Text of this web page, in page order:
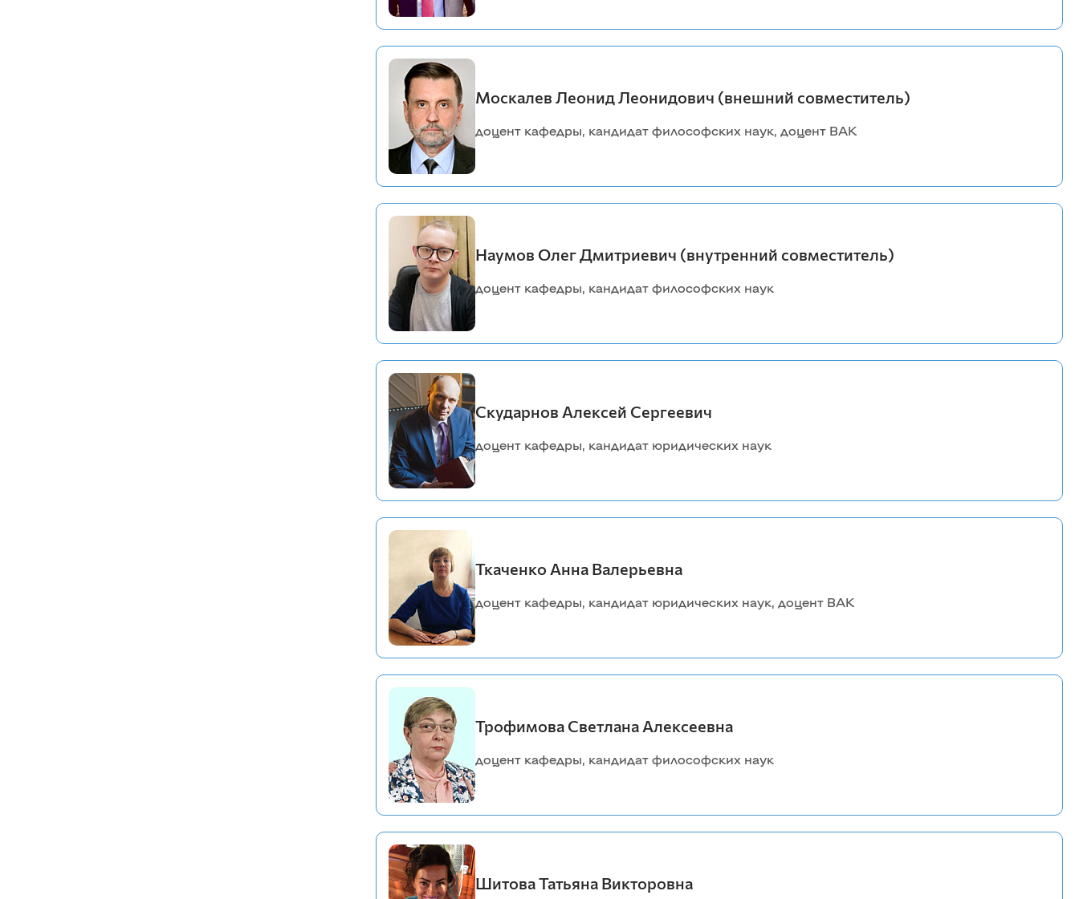
Москалев Леонид Леонидович (внешний совместитель)
доцент кафедры, кандидат философских наук, доцент ВАК
Наумов Олег Дмитриевич (внутренний совместитель)
доцент кафедры, кандидат философских наук
Скударнов Алексей Сергеевич
доцент кафедры, кандидат юридических наук
Ткаченко Анна Валерьевна
доцент кафедры, кандидат юридических наук, доцент ВАК
Трофимова Светлана Алексеевна
доцент кафедры, кандидат философских наук
Шитова Татьяна Викторовна